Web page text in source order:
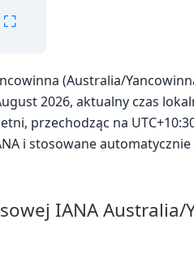
⛶
(Australia/
2026, aktualny czas
przechodząc na
i stosowane
IANA Australia/